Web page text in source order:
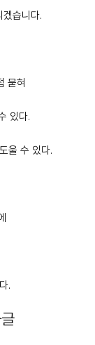
습니다.
묻혀
있다.
울 수 있다.
.